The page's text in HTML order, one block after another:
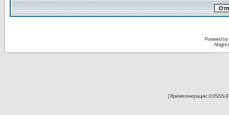
Powered
All right
[ Время генерации: 0.0522s